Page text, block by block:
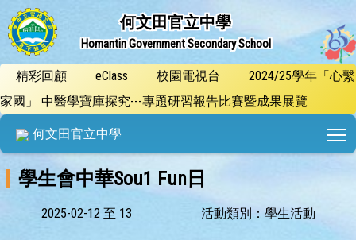
何文田官立中學
Homantin Government Secondary School
精彩回顧 eClass 校園電視台
2024/25學年「心繫
家國」 中醫學寶庫探究---專題研習報告比賽暨成果展覽
何文田官立中學
學生會中華Sou1 Fun日
2025-02-12 至 13 活動類別：學生活動